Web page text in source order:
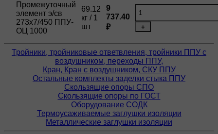
Промежуточный
элемент э/св
273х7/450 ППУ-
ОЦ 1000
69.12
кг / 1
шт
9
737.40
₽
+
Тройники, тройниковые ответвления, тройники ППУ с
воздушником, переходы ППУ,
Кран, Кран с воздушником, СКУ ППУ
Остальные комплекты заделки стыка ППУ
Скользящие опоры СПО
Скользящие опоры по ГОСТ
Оборудование СОДК
Термоусаживаемые заглушки изоляции
Металлические заглушки изоляции